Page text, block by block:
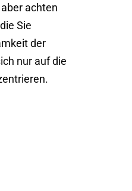
achten
Sie
der
nur auf die